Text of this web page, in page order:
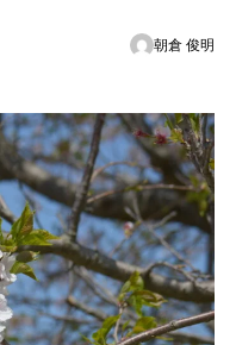
朝倉 俊明